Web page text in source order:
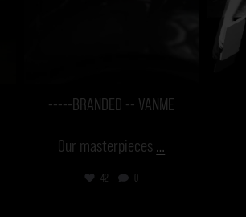
-----BRANDED -- VANME
Our masterpieces …
42 0